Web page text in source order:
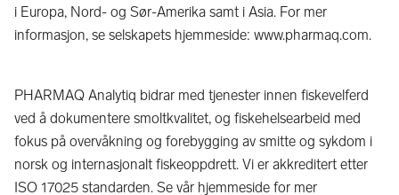
i Europa, Nord- og Sør-Amerika samt i Asia. For mer
informasjon, se selskapets hjemmeside: www.pharmaq.com.
PHARMAQ Analytiq bidrar med tjenester innen fiskevelferd
ved å dokumentere smoltkvalitet, og fiskehelsearbeid med
fokus på overvåkning og forebygging av smitte og sykdom i
norsk og internasjonalt fiskeoppdrett. Vi er akkreditert etter
ISO 17025 standarden. Se vår hjemmeside for mer